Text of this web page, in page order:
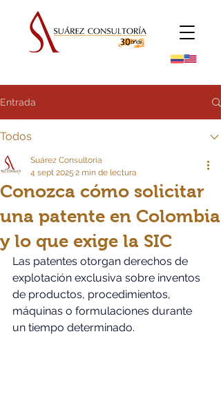
Entrada
Todos
Conozca cómo solicitar
una patente en Colombia
y lo que exige la SIC
Suárez Consultoría
4 sept 2025 2 min de lectura
Las patentes otorgan derechos de
explotación exclusiva sobre inventos
de productos, procedimientos,
máquinas o formulaciones durante
un tiempo determinado.